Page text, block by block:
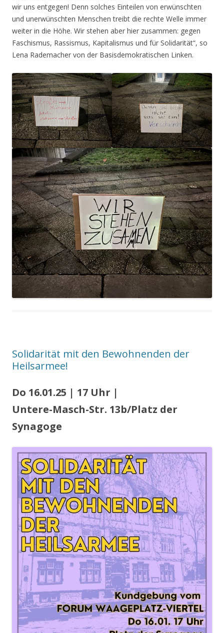
wir uns entgegen! Denn solches Einteilen von erwünschten
und unerwünschten Menschen treibt die rechte Welle immer
weiter in die Höhe. Wir stehen aber hier zusammen: gegen
Faschismus, Rassismus, Kapitalismus und für Solidarität“, so
Lena Rademacher von der Basisdemokratischen Linken.
Solidarität mit den Bewohnenden der
Heilsarmee!
Do 16.01.25 | 17 Uhr |
Untere-Masch-Str. 13b/Platz der
Synagoge